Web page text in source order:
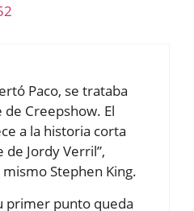
Paco, se trataba
Creepshow. El
a la historia corta
Jordy Verril”,
Stephen King.
primer punto queda